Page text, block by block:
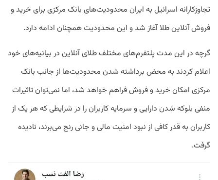
تجاوزکارانه اسرائیل به ایران محدودیت‌های بانک مرکزی برای خرید و
فروش آنلاین طلا آغاز شد و این محدودیت همچنان ادامه دارد.
گرچه در این مدت پلتفرم‌های مختلف طلای آنلاین در بیانیه‌‌های خود
اعلام کردند به محض برداشته شدن محدودیت‌ها از جانب بانک
مرکزی امکان خرید و فروش فراهم خواهد شد، اما نمی‌توان تاثیرات
منفی بلوکه شدن دارایی و سرمایه کاربران را در شرایطی که هر یک از
کاربران به قدر کافی از نبود امنیت مالی و جانی رنج می‌برند، نادیده
گرفت.